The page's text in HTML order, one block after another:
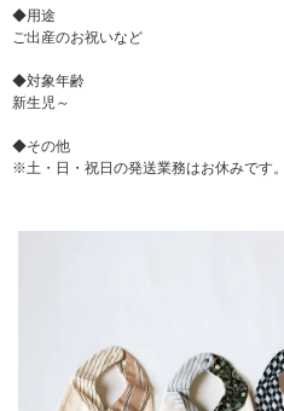
◆用途
ご出産のお祝いなど
◆対象年齢
新生児～
◆その他
※土・日・祝日の発送業務はお休みです。